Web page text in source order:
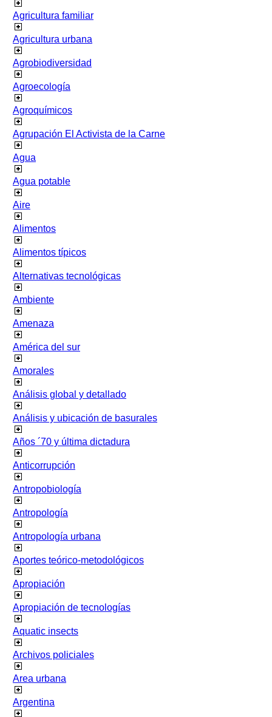
Agricultura familiar
Agricultura urbana
Agrobiodiversidad
Agroecología
Agroquímicos
Agrupación El Activista de la Carne
Agua
Agua potable
Aire
Alimentos
Alimentos típicos
Alternativas tecnológicas
Ambiente
Amenaza
América del sur
Amorales
Análisis global y detallado
Análisis y ubicación de basurales
Años ´70 y última dictadura
Anticorrupción
Antropobiología
Antropología
Antropología urbana
Aportes teórico-metodológicos
Apropiación
Apropiación de tecnologías
Aquatic insects
Archivos policiales
Area urbana
Argentina